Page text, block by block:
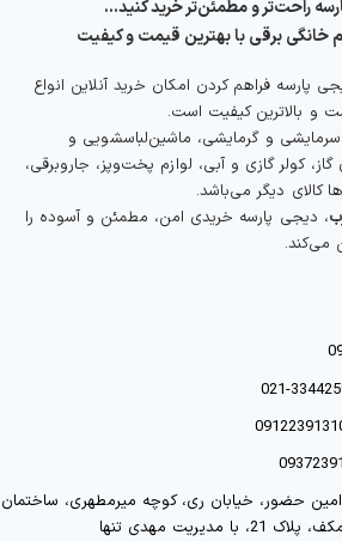
راحت‌تر و مطمئن‌تر خرید کنید…
خانگی برقی با بهترین قیمت و کیفیت
پارسه فراهم کردن امکان خرید آنلاین انواع
و بالاترین کیفیت است.
و گرمایشی، ماشین‌لباسشویی و
کولر گازی و آبی، لوازم پخت‌وپز، جاروبرقی،
کالای دیگر می‌باشد.
، دیجی پارسه خریدی امن، مطمئن و آسوده را
می‌کند.
حضور، خیابان ری، کوچه میرمطهری، ساختمان
مهدی تنها